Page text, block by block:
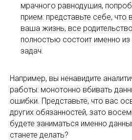
мрачного равнодушия,
прием: представьте себе,
ваша жизнь, все
полностью состоит именно
задач.
Например, вы ненавидите
работы: монотонно вбивать
ошибки. Представьте, что вас
других обязанностей, зато
будете заниматься именно
станете делать?